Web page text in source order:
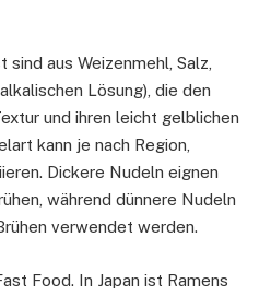
sind aus Weizenmehl, Salz,
Lösung), die den
und ihren leicht gelblichen
kann je nach Region,
Dickere Nudeln eignen
während dünnere Nudeln
verwendet werden.
Food. In Japan ist Ramens